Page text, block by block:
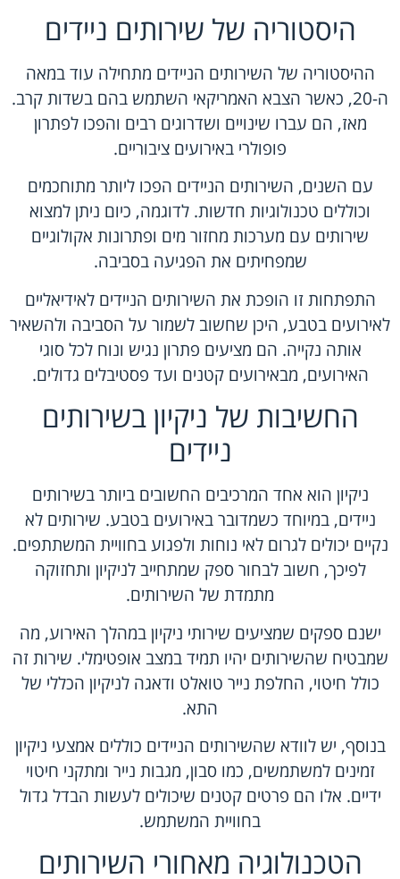
היסטוריה של שירותים ניידים
ההיסטוריה של השירותים הניידים מתחילה עוד במאה
ה-20, כאשר הצבא האמריקאי השתמש בהם בשדות קרב.
מאז, הם עברו שינויים ושדרוגים רבים והפכו לפתרון
פופולרי באירועים ציבוריים.
עם השנים, השירותים הניידים הפכו ליותר מתוחכמים
וכוללים טכנולוגיות חדשות. לדוגמה, כיום ניתן למצוא
שירותים עם מערכות מחזור מים ופתרונות אקולוגיים
שמפחיתים את הפגיעה בסביבה.
התפתחות זו הופכת את השירותים הניידים לאידיאליים
לאירועים בטבע, היכן שחשוב לשמור על הסביבה ולהשאיר
אותה נקייה. הם מציעים פתרון נגיש ונוח לכל סוגי
האירועים, מבאירועים קטנים ועד פסטיבלים גדולים.
החשיבות של ניקיון בשירותים
ניידים
ניקיון הוא אחד המרכיבים החשובים ביותר בשירותים
ניידים, במיוחד כשמדובר באירועים בטבע. שירותים לא
נקיים יכולים לגרום לאי נוחות ולפגוע בחוויית המשתתפים.
לפיכך, חשוב לבחור ספק שמתחייב לניקיון ותחזוקה
מתמדת של השירותים.
ישנם ספקים שמציעים שירותי ניקיון במהלך האירוע, מה
שמבטיח שהשירותים יהיו תמיד במצב אופטימלי. שירות זה
כולל חיטוי, החלפת נייר טואלט ודאגה לניקיון הכללי של
התא.
בנוסף, יש לוודא שהשירותים הניידים כוללים אמצעי ניקיון
זמינים למשתמשים, כמו סבון, מגבות נייר ומתקני חיטוי
ידיים. אלו הם פרטים קטנים שיכולים לעשות הבדל גדול
בחוויית המשתמש.
הטכנולוגיה מאחורי השירותים